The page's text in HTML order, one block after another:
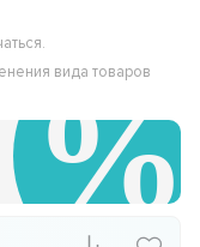
вида товаров